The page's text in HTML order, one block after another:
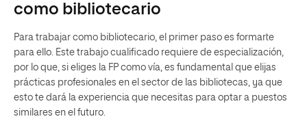
como bibliotecario
Para trabajar como bibliotecario, el primer paso es formarte
para ello. Este trabajo cualificado requiere de especialización,
por lo que, si eliges la FP como vía, es fundamental que elijas
prácticas profesionales en el sector de las bibliotecas, ya que
esto te dará la experiencia que necesitas para optar a puestos
similares en el futuro.